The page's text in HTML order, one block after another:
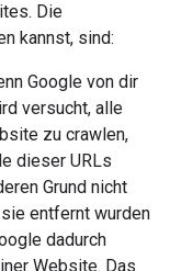
Die
kannst, sind:
Google von dir
versucht, alle
zu crawlen,
dieser URLs
Grund nicht
entfernt wurden
dadurch
Website. Das